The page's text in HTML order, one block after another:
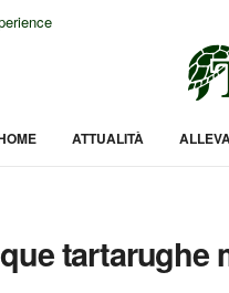
ATTUALITÀ
tartarughe